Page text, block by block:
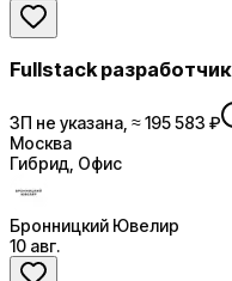
Fullstack разработчик
ЗП не указана, ≈ 195 583 ₽
Москва
Гибрид, Офис
Бронницкий Ювелир
10 авг.